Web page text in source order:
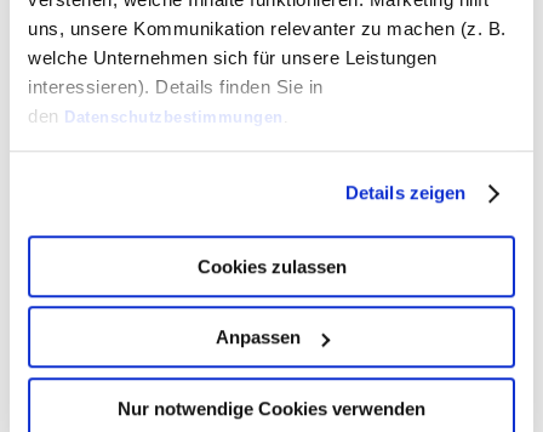
uns, unsere Kommunikation relevanter zu machen (z. B.
welche Unternehmen sich für unsere Leistungen
interessieren). Details finden Sie in
den Datenschutzbestimmungen .
Details zeigen
Cookies zulassen
Anpassen
Nur notwendige Cookies verwenden
9. Welches ist Dein zuletzt
gelesenes Fachbuch?
Ehrlich gesagt gar keines, wenn
ich Bücher lese dann eher Krimis.
Zum Informieren nutze ich eher
10. Wie gestaltest du deine
Mittagspause?
Mit gutem Essen von Mama oder
Papa oder einem Spaziergang zu